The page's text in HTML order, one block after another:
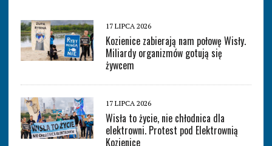
17 LIPCA 2026
Kozienice zabierają nam połowę Wisły.
Miliardy organizmów gotują się
żywcem
17 LIPCA 2026
Wisła to życie, nie chłodnica dla
elektrowni. Protest pod Elektrownią
Kozienice